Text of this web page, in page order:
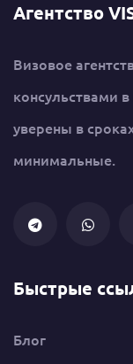
Агентство
Визовое
консульствами
уверены в
минимальные.
Быстрые
Блог